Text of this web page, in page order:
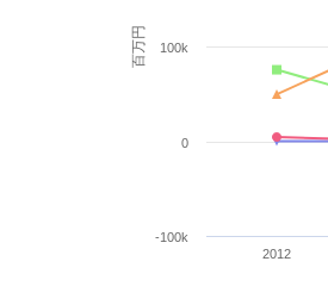
百万円
2012
-100k
0
100k